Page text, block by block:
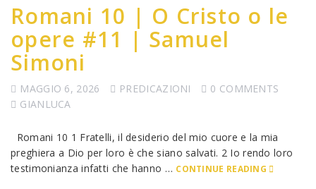
Romani 10 | O Cristo o le
opere #11 | Samuel
Simoni
MAGGIO 6, 2026 PREDICAZIONI
0 COMMENTS
GIANLUCA
Romani 10 1 Fratelli, il desiderio del mio cuore e la mia
preghiera a Dio per loro è che siano salvati. 2 Io rendo loro
testimonianza infatti che hanno … CONTINUE READING